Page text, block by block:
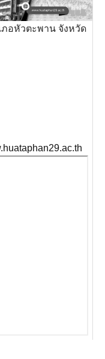
อหัวตะพาน จังหวัด